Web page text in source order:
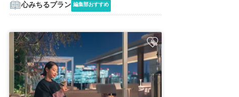
心みちるプラン 編集部おすすめ